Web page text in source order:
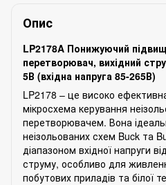
Опис
LP2178A Понижуючий
перетворювач, вихідний
5В (вхідна напруга 85-265В)
LP2178 – це високо
мікросхема керування
перетворювачем. Вона
неізольованих схем Buck та
діапазоном вхідної напруги
струму, особливо для
побутових приладів та білої